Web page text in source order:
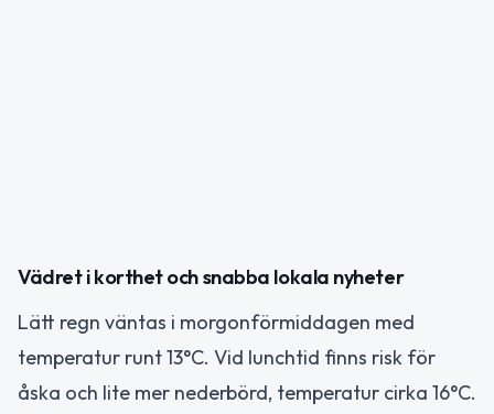
Vädret i korthet och snabba lokala nyheter
Lätt regn väntas i morgonförmiddagen med
temperatur runt 13°C. Vid lunchtid finns risk för
åska och lite mer nederbörd, temperatur cirka 16°C.